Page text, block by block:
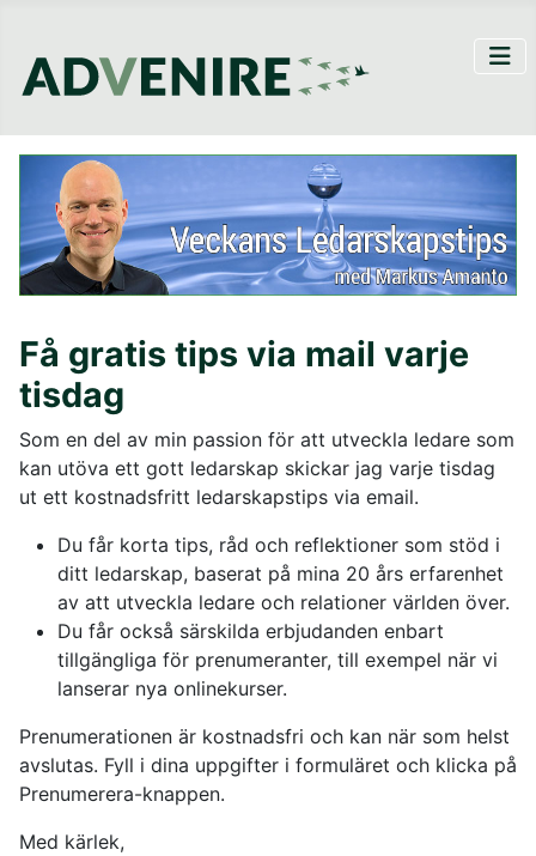
Få gratis tips via mail varje
tisdag
Som en del av min passion för att utveckla ledare som
kan utöva ett gott ledarskap skickar jag varje tisdag
ut ett kostnadsfritt ledarskapstips via email.
Du får korta tips, råd och reflektioner som stöd i
ditt ledarskap, baserat på mina 20 års erfarenhet
av att utveckla ledare och relationer världen över.
Du får också särskilda erbjudanden enbart
tillgängliga för prenumeranter, till exempel när vi
lanserar nya onlinekurser.
Prenumerationen är kostnadsfri och kan när som helst
avslutas. Fyll i dina uppgifter i formuläret och klicka på
Prenumerera-knappen.
Med kärlek,